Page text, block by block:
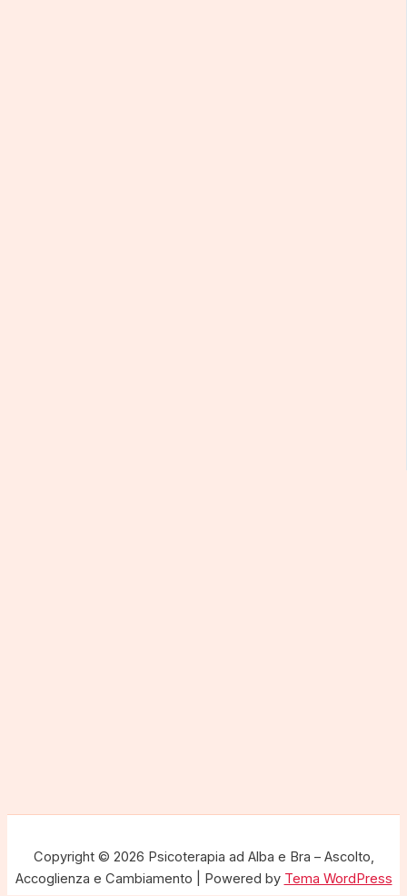
Copyright © 2026 Psicoterapia ad Alba e Bra – Ascolto,
Accoglienza e Cambiamento | Powered by Tema WordPress